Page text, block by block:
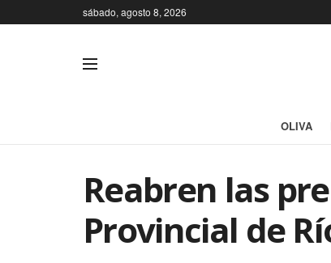
sábado, agosto 8, 2026
OLIVA
Reabren las
Provincial de